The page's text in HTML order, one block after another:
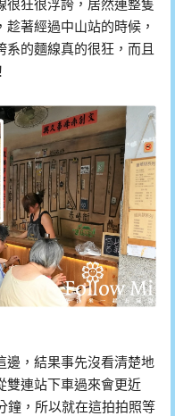
很狂很浮誇，居然連整隻
著經過中山站的時候，
的麵線真的很狂，而且
邊，結果事先沒看清楚地
雙連站下車過來會更近
鐘，所以就在這拍拍照等